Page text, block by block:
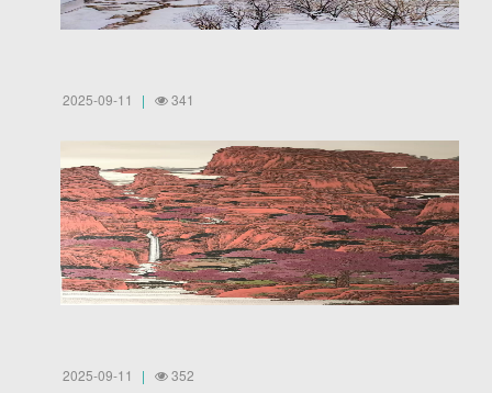
2025-09-11 341
2025-09-11 352